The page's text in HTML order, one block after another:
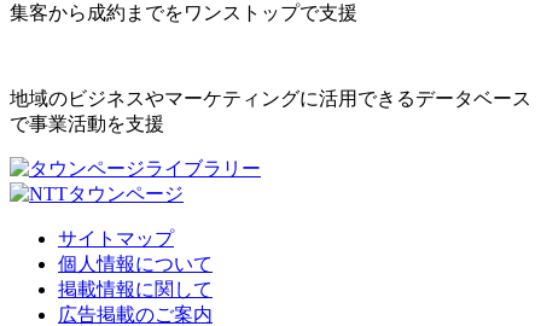
集客から成約までをワンストップで支援
地域のビジネスやマーケティングに活用できるデータベース
で事業活動を支援
サイトマップ
個人情報について
掲載情報に関して
広告掲載のご案内